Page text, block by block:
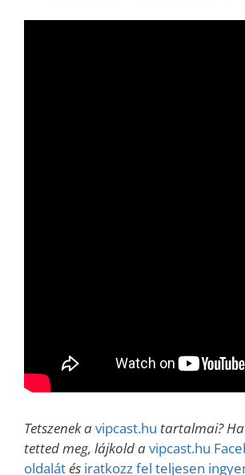
Tetszenek avipcast.hu tartalmai?
tetted meg, lájkold avipcast.hu
oldalátés iratkozz fel teljesen